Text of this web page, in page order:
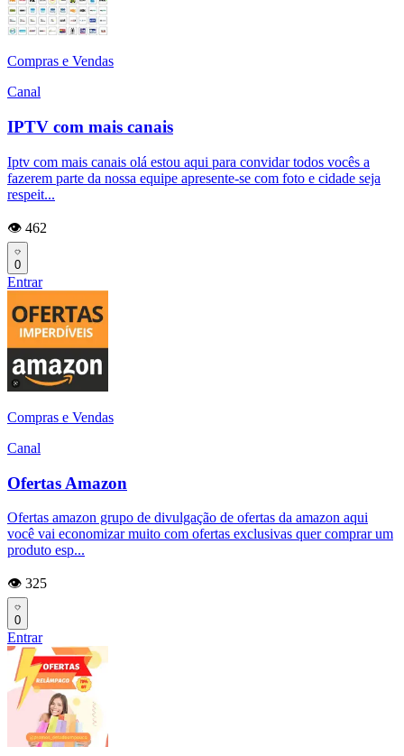
Compras e Vendas
Canal
IPTV com mais canais
Iptv com mais canais olá estou aqui para convidar todos vocês a
fazerem parte da nossa equipe apresente-se com foto e cidade seja
respeit...
👁️ 462
0
Entrar
Compras e Vendas
Canal
Ofertas Amazon
Ofertas amazon grupo de divulgação de ofertas da amazon aqui
você vai economizar muito com ofertas exclusivas quer comprar um
produto esp...
👁️ 325
0
Entrar